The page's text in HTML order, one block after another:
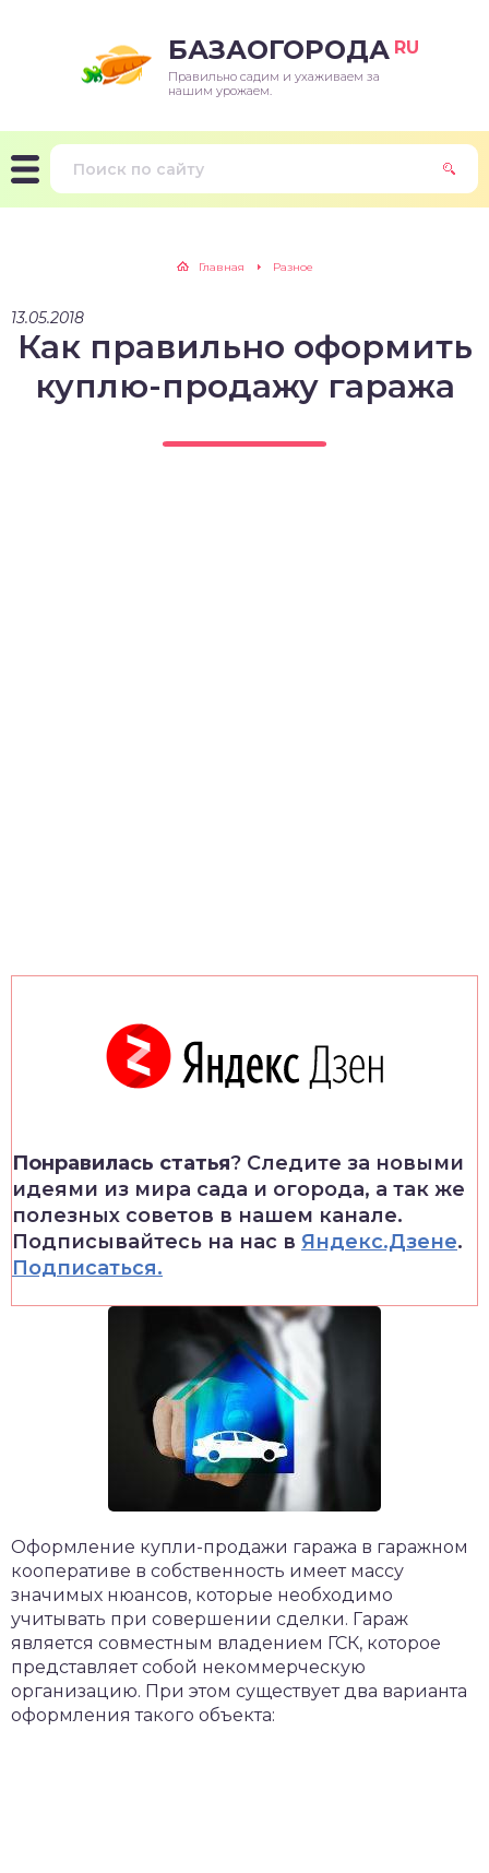
БАЗАОГОРОДА RU
Правильно садим и ухаживаем за
нашим урожаем.
Главная Разное
13.05.2018
Как правильно оформить
куплю-продажу гаража
Понравилась статья? Следите за новыми
идеями из мира сада и огорода, а так же
полезных советов в нашем канале.
Подписывайтесь на нас в Яндекс.Дзене.
Подписаться.
​Оформление купли-продажи гаража в гаражном
кооперативе в собственность имеет массу
значимых нюансов, которые необходимо
учитывать при совершении сделки. Гараж
является совместным владением ГСК, которое
представляет собой некоммерческую
организацию. При этом существует два варианта
оформления такого объекта: